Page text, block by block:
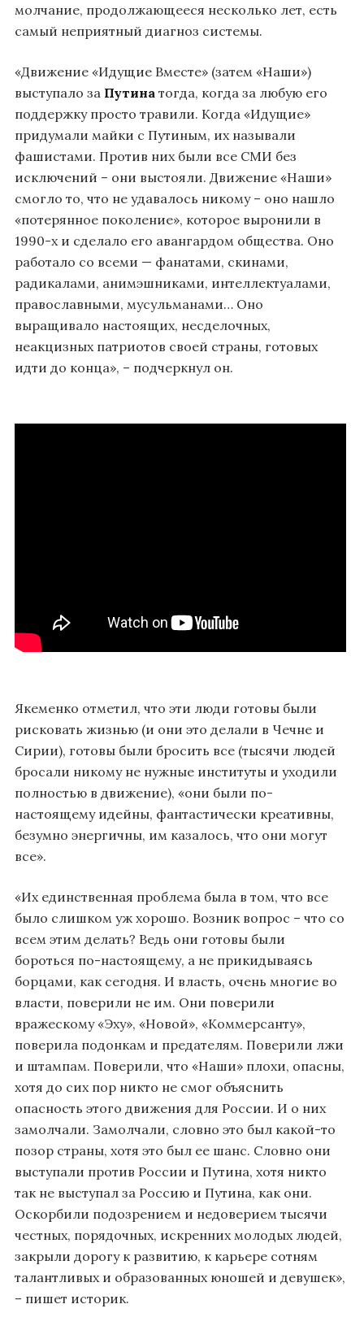
молчание, продолжающееся несколько лет, есть
самый неприятный диагноз системы.
«Движение «Идущие Вместе» (затем «Наши»)
выступало за Путина тогда, когда за любую его
поддержку просто травили. Когда «Идущие»
придумали майки с Путиным, их называли
фашистами. Против них были все СМИ без
исключений – они выстояли. Движение «Наши»
смогло то, что не удавалось никому – оно нашло
«потерянное поколение», которое выронили в
1990-х и сделало его авангардом общества. Оно
работало со всеми — фанатами, скинами,
радикалами, анимэшниками, интеллектуалами,
православными, мусульманами… Оно
выращивало настоящих, несделочных,
неакцизных патриотов своей страны, готовых
идти до конца», – подчеркнул он.
Якеменко отметил, что эти люди готовы были
рисковать жизнью (и они это делали в Чечне и
Сирии), готовы были бросить все (тысячи людей
бросали никому не нужные институты и уходили
полностью в движение), «они были по-
настоящему идейны, фантастически креативны,
безумно энергичны, им казалось, что они могут
все».
«Их единственная проблема была в том, что все
было слишком уж хорошо. Возник вопрос – что со
всем этим делать? Ведь они готовы были
бороться по-настоящему, а не прикидываясь
борцами, как сегодня. И власть, очень многие во
власти, поверили не им. Они поверили
вражескому «Эху», «Новой», «Коммерсанту»,
поверила подонкам и предателям. Поверили лжи
и штампам. Поверили, что «Наши» плохи, опасны,
хотя до сих пор никто не смог объяснить
опасность этого движения для России. И о них
замолчали. Замолчали, словно это был какой-то
позор страны, хотя это был ее шанс. Словно они
выступали против России и Путина, хотя никто
так не выступал за Россию и Путина, как они.
Оскорбили подозрением и недоверием тысячи
честных, порядочных, искренних молодых людей,
закрыли дорогу к развитию, к карьере сотням
талантливых и образованных юношей и девушек»,
– пишет историк.